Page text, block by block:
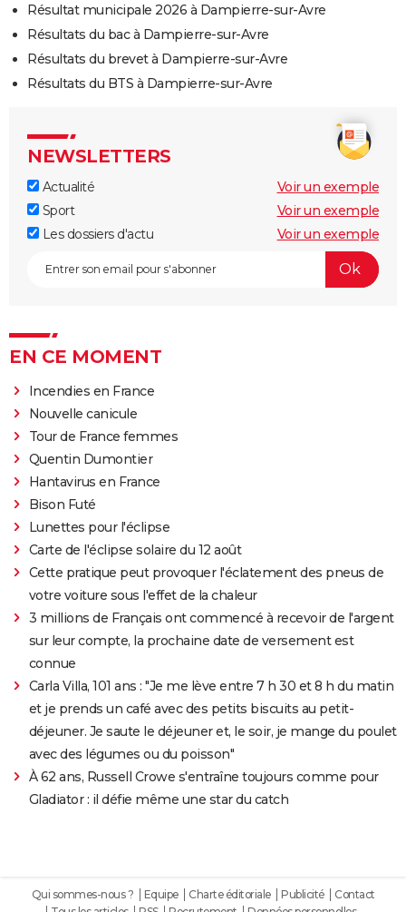
Résultat municipale 2026 à Dampierre-sur-Avre
Résultats du bac à Dampierre-sur-Avre
Résultats du brevet à Dampierre-sur-Avre
Résultats du BTS à Dampierre-sur-Avre
NEWSLETTERS
Actualité
Voir un exemple
Sport
Voir un exemple
Les dossiers d'actu
Voir un exemple
EN CE MOMENT
Incendies en France
Nouvelle canicule
Tour de France femmes
Quentin Dumontier
Hantavirus en France
Bison Futé
Lunettes pour l'éclipse
Carte de l'éclipse solaire du 12 août
Cette pratique peut provoquer l'éclatement des pneus de
votre voiture sous l'effet de la chaleur
3 millions de Français ont commencé à recevoir de l'argent
sur leur compte, la prochaine date de versement est
connue
Carla Villa, 101 ans : "Je me lève entre 7 h 30 et 8 h du matin
et je prends un café avec des petits biscuits au petit-
déjeuner. Je saute le déjeuner et, le soir, je mange du poulet
avec des légumes ou du poisson"
À 62 ans, Russell Crowe s'entraîne toujours comme pour
Gladiator : il défie même une star du catch
Qui sommes-nous ? Equipe Charte éditoriale Publicité
Contact